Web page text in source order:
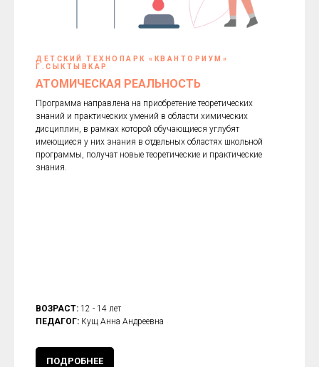
ДЕТСКИЙ ТЕХНОПАРК «КВАНТОРИУМ»
Г.СЫКТЫВКАР
АТОМИЧЕСКАЯ РЕАЛЬНОСТЬ
Программа направлена на приобретение теоретических
знаний и практических умений в области химических
дисциплин, в рамках которой обучающиеся углубят
имеющиеся у них знания в отдельных областях школьной
программы, получат новые теоретические и практические
знания.
ВОЗРАСТ: 12 - 14 лет
ПЕДАГОГ: Кущ Анна Андреевна
ПОДРОБНЕЕ